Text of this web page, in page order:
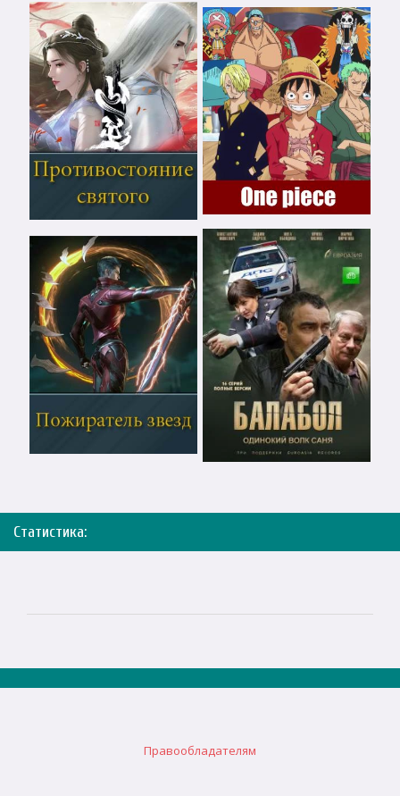
Статистика:
Правообладателям